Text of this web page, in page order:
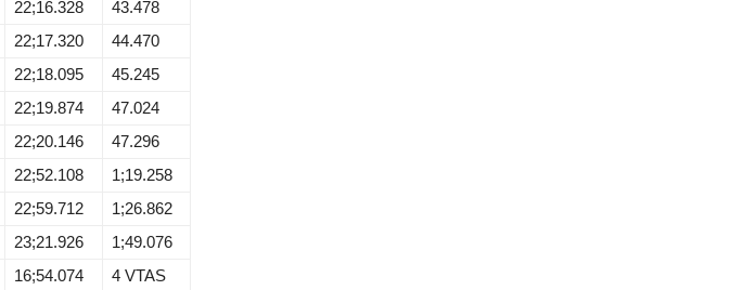
22;16.328
43.478
22;17.320
44.470
22;18.095
45.245
22;19.874
47.024
22;20.146
47.296
22;52.108
1;19.258
22;59.712
1;26.862
23;21.926
1;49.076
16;54.074
4 VTAS